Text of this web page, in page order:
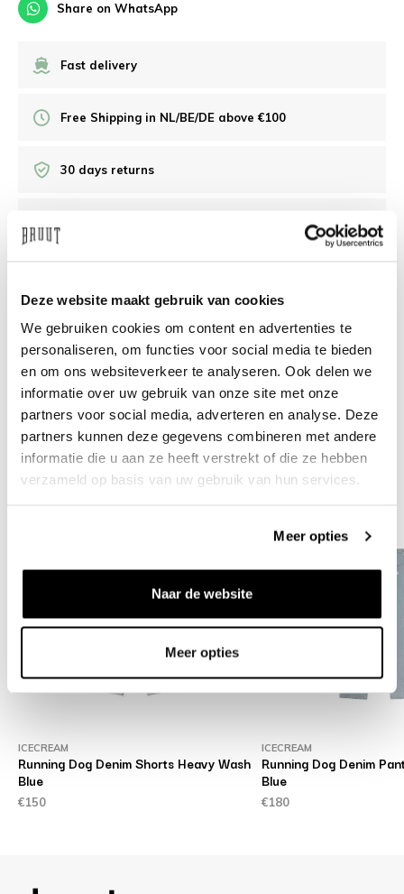
Deze website maakt gebruik van cookies
We gebruiken cookies om content en advertenties te
personaliseren, om functies voor social media te bieden
en om ons websiteverkeer te analyseren. Ook delen we
informatie over uw gebruik van onze site met onze
partners voor social media, adverteren en analyse. Deze
partners kunnen deze gegevens combineren met andere
informatie die u aan ze heeft verstrekt of die ze hebben
verzameld op basis van uw gebruik van hun services.
Meer opties
Naar de website
Meer opties
Share on WhatsApp
Fast delivery
Free Shipping in NL/BE/DE above €100
30 days returns
Need help?We're glad to help
info@bruut.nl Live chat Whatsapp
About this product
Shipment and returns
Related products
ICECREAM
Running Dog Denim Shorts Heavy Wash
Blue
€150
ICECREAM
Running Dog Denim
Blue
€180